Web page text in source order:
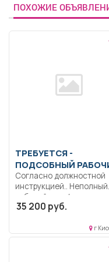
ПОХОЖИЕ
ТРЕБУЕТСЯ -
ПОДСОБНЫЙ
Согласно должностной
инструкцией.. Неполный
рабочий день/неполная
рабочая неделя..
35 200 руб.
г